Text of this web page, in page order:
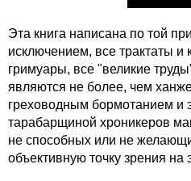
Эта книга написана по той
исключением, все трактаты и
гримуары, все "великие
являются не более, чем
греховодным бормотанием и
тарабарщиной хроникеров
не способных или не
объективную точку зрения на